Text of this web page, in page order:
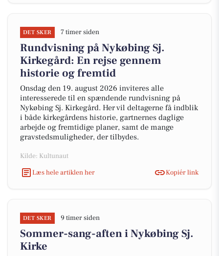
DET SKER 7 timer siden
Rundvisning på Nykøbing Sj.
Kirkegård: En rejse gennem
historie og fremtid
Onsdag den 19. august 2026 inviteres alle
interesserede til en spændende rundvisning på
Nykøbing Sj. Kirkegård. Her vil deltagerne få indblik
i både kirkegårdens historie, gartnernes daglige
arbejde og fremtidige planer, samt de mange
gravstedsmuligheder, der tilbydes.
Kilde: Kultunaut
Læs hele artiklen her
Kopiér link
DET SKER 9 timer siden
Sommer-sang-aften i Nykøbing Sj.
Kirke